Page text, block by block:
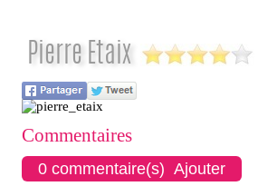
Pierre Etaix
Commentaires
0 commentaire(s) Ajouter